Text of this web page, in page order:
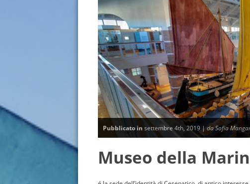
Pubblicato in settembre 4th, 2019 |da Sofia
Museo della